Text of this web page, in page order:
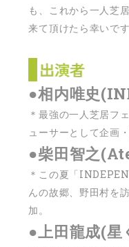
も、これから一人芝
来て頂けたら幸いです
●相内唯史
＊最強の一人芝居フ
ューサーとして企画
●柴田智之
＊この夏「
んの故郷、野田村を
加。
●上田龍成(